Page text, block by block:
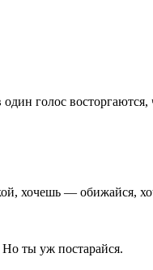
голос
хочешь — обижайся,
Но ты уж постарайся.